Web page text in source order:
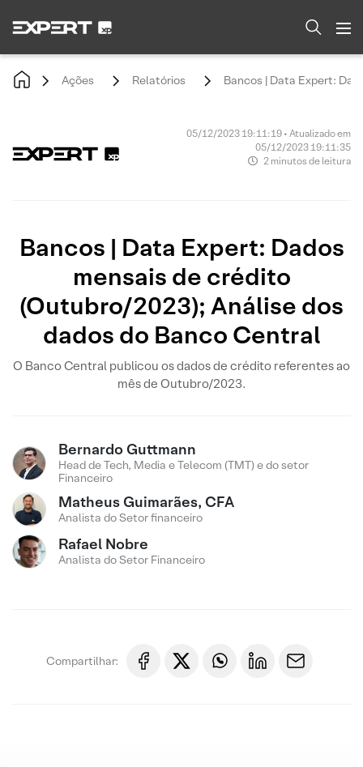
Ações Relatórios Bancos | Data Expert:
05/12/2023 19:11:19 • Atualizado em
05/12/2023 19:11:35
2 minutos de leitura
Bancos | Data Expert: Dados
mensais de crédito
(Outubro/2023); Análise dos
dados do Banco Central
O Banco Central publicou os dados de crédito referentes ao
mês de Outubro/2023.
Bernardo Guttmann
Head de Tech, Media e Telecom (TMT) e do setor
Financeiro
Matheus Guimarães, CFA
Analista do Setor financeiro
Rafael Nobre
Analista do Setor Financeiro
Compartilhar: